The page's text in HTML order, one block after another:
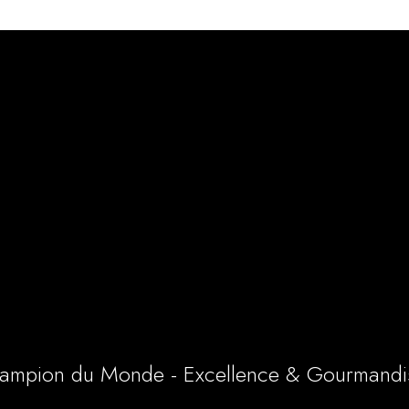
du Monde - Excellence &